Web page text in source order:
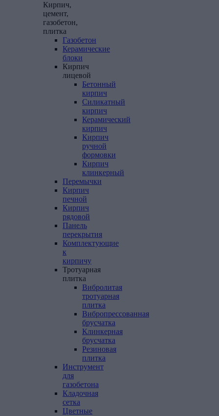
Кирпич,
цемент,
газобетон,
плитка
Газобетон
Керамические
блоки
Кирпич
лицевой
Бетонный
кирпич
Силикатный
кирпич
Керамический
кирпич
Кирпич
ручной
формовки
Кирпич
клинкерный
Перемычки
Кирпич
печной
Кирпич
рядовой
Панель
перекрытия
Комплектующие
к
кирпичу
Тротуарная
плитка
Вибролитая
тротуарная
плитка
Вибропрессованная
брусчатка
Клинкерная
брусчатка
Резиновая
плитка
Инструмент
для
газобетона
Кладочная
сетка
Цветные